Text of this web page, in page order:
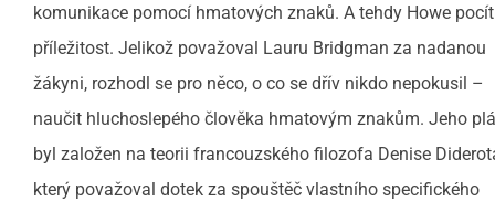
komunikace pomocí hmatových znaků. A tehdy Howe
příležitost. Jelikož považoval Lauru Bridgman za nadanou
žákyni, rozhodl se pro něco, o co se dřív nikdo nepokusil –
naučit hluchoslepého člověka hmatovým znakům. Jeho
byl založen na teorii francouzského filozofa Denise
který považoval dotek za spouštěč vlastního specifického